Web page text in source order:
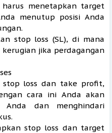
menetapkan target
menutup posisi Anda
stop loss (SL), di mana
jika perdagangan
stop loss dan take profit,
cara ini Anda akan
dan menghindari
stop loss dan target